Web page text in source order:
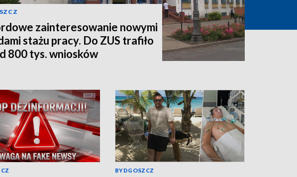
zainteresowanie nowymi
stażu pracy. Do ZUS trafiło
800 tys. wniosków
BYDGOSZCZ